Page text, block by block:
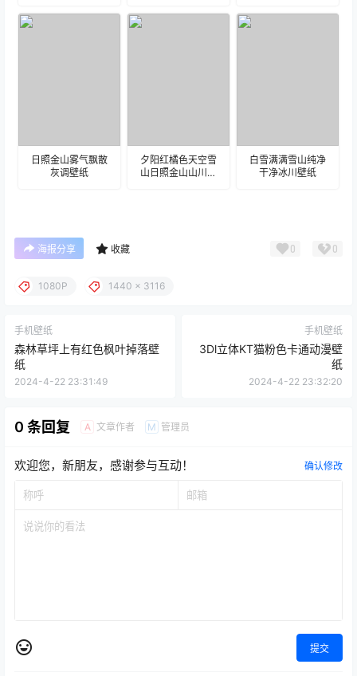
日照金山雾气飘散
灰调壁纸
夕阳红橘色天空雪
山日照金山山川壁
白雪满满雪山纯净
干净冰川壁纸
海报分享 收藏 0 0
1080P 1440 x 3116
手机壁纸
森林草坪上有红色枫叶掉落壁
纸
2024-4-22 23:31:49
手机壁纸
3Dl立体KT猫粉色卡通动漫壁
纸
2024-4-22 23:32:20
0 条回复 A 文章作者 M 管理员
欢迎您，新朋友，感谢参与互动！ 确认修改
提交